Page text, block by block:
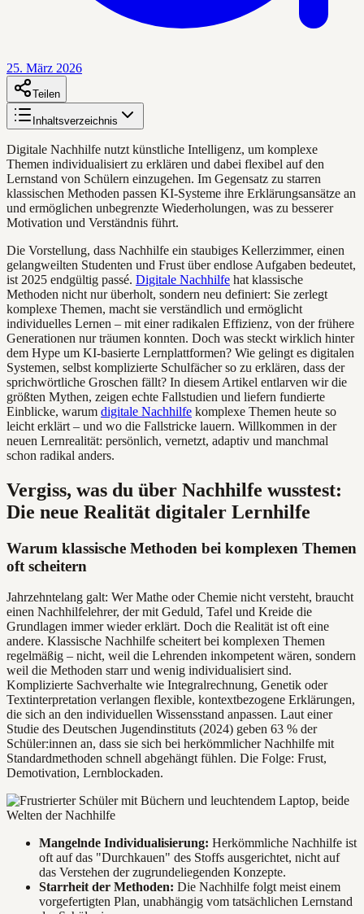
25. März 2026
Teilen
Inhaltsverzeichnis
Digitale Nachhilfe nutzt künstliche Intelligenz, um komplexe
Themen individualisiert zu erklären und dabei flexibel auf den
Lernstand von Schülern einzugehen. Im Gegensatz zu starren
klassischen Methoden passen KI-Systeme ihre Erklärungsansätze an
und ermöglichen unbegrenzte Wiederholungen, was zu besserer
Motivation und Verständnis führt.
Die Vorstellung, dass Nachhilfe ein staubiges Kellerzimmer, einen
gelangweilten Studenten und Frust über endlose Aufgaben bedeutet,
ist 2025 endgültig passé. Digitale Nachhilfe hat klassische
Methoden nicht nur überholt, sondern neu definiert: Sie zerlegt
komplexe Themen, macht sie verständlich und ermöglicht
individuelles Lernen – mit einer radikalen Effizienz, von der frühere
Generationen nur träumen konnten. Doch was steckt wirklich hinter
dem Hype um KI-basierte Lernplattformen? Wie gelingt es digitalen
Systemen, selbst komplizierte Schulfächer so zu erklären, dass der
sprichwörtliche Groschen fällt? In diesem Artikel entlarven wir die
größten Mythen, zeigen echte Fallstudien und liefern fundierte
Einblicke, warum digitale Nachhilfe komplexe Themen heute so
leicht erklärt – und wo die Fallstricke lauern. Willkommen in der
neuen Lernrealität: persönlich, vernetzt, adaptiv und manchmal
schon radikal anders.
Vergiss, was du über Nachhilfe wusstest:
Die neue Realität digitaler Lernhilfe
Warum klassische Methoden bei komplexen Themen
oft scheitern
Jahrzehntelang galt: Wer Mathe oder Chemie nicht versteht, braucht
einen Nachhilfelehrer, der mit Geduld, Tafel und Kreide die
Grundlagen immer wieder erklärt. Doch die Realität ist oft eine
andere. Klassische Nachhilfe scheitert bei komplexen Themen
regelmäßig – nicht, weil die Lehrenden inkompetent wären, sondern
weil die Methoden starr und wenig individualisiert sind.
Komplizierte Sachverhalte wie Integralrechnung, Genetik oder
Textinterpretation verlangen flexible, kontextbezogene Erklärungen,
die sich an den individuellen Wissensstand anpassen. Laut einer
Studie des Deutschen Jugendinstituts (2024) geben 63 % der
Schüler:innen an, dass sie sich bei herkömmlicher Nachhilfe mit
Standardmethoden schnell abgehängt fühlen. Die Folge: Frust,
Demotivation, Lernblockaden.
Mangelnde Individualisierung: Herkömmliche Nachhilfe ist
oft auf das "Durchkauen" des Stoffs ausgerichtet, nicht auf
das Verstehen der zugrundeliegenden Konzepte.
Starrheit der Methoden: Die Nachhilfe folgt meist einem
vorgefertigten Plan, unabhängig vom tatsächlichen Lernstand